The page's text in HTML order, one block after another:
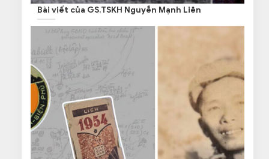
Bài viết của GS.TSKH Nguyễn Mạnh Liên